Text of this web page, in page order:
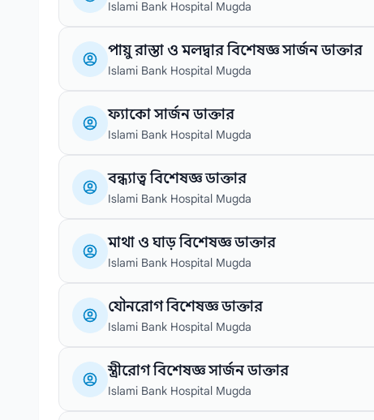
Islami Bank Hospital Mugda
পায়ু রাস্তা ও মলদ্বার বিশেষজ্ঞ সার্জন ডাক্তার
Islami Bank Hospital Mugda
ফ্যাকো সার্জন ডাক্তার
Islami Bank Hospital Mugda
বন্ধ্যাত্ব বিশেষজ্ঞ ডাক্তার
Islami Bank Hospital Mugda
মাথা ও ঘাড় বিশেষজ্ঞ ডাক্তার
Islami Bank Hospital Mugda
যৌনরোগ বিশেষজ্ঞ ডাক্তার
Islami Bank Hospital Mugda
স্ত্রীরোগ বিশেষজ্ঞ সার্জন ডাক্তার
Islami Bank Hospital Mugda